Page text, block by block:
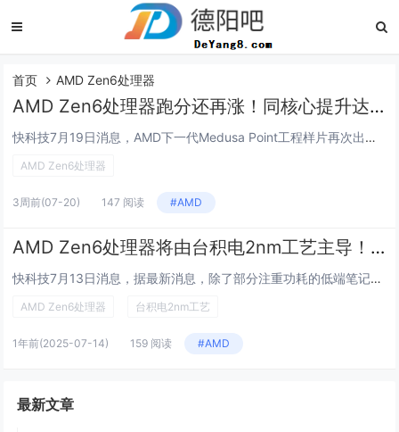
首页 AMD Zen6处理器
AMD Zen6处理器跑分还再涨！同核心提升达35%
快科技7月19日消息，AMD下一代Medusa Point工程样片再次出现在Geekbench数据库中，10核Zen 6架构APU单核跑分3329分，多核跑分16555分，比现有Zen 5架构的锐龙AI 9 HX 370分别高出28%和24...
AMD Zen6处理器
3周前(07-20) 147 阅读 #AMD
AMD Zen6处理器将由台积电2nm工艺主导！部分低端型号用3nm
快科技7月13日消息，据最新消息，除了部分注重功耗的低端笔记本型号外，AMD的大多数Zen 6产品都将采用台积电的2nm N2P工艺。具体来说，AMD面向服务器的EPYC Venice（EPVC）系列，包括经典和密集型SKU，都将使用台积电...
AMD Zen6处理器 台积电2nm工艺
1年前(2025-07-14) 159 阅读 #AMD
最新文章